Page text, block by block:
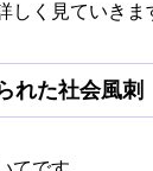
しく見ていきま
れた社会風刺